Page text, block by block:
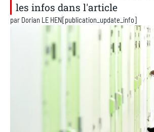
les infos dans l'article
par Dorian LE HEN[publication_update_info]